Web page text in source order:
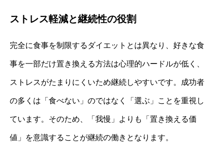
ストレス軽減と継続性の役割
完全に食事を制限するダイエットとは異なり、好きな食
事を一部だけ置き換える方法は心理的ハードルが低く、
ストレスがたまりにくいため継続しやすいです。成功者
の多くは「食べない」のではなく「選ぶ」ことを重視し
ています。そのため、「我慢」よりも「置き換える価
値」を意識することが継続の働きとなります。